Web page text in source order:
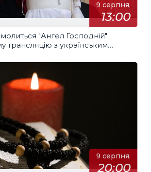
9 серпня,
13:00
"Ангел Господній":
трансляцію з українським
9 серпня,
20:00